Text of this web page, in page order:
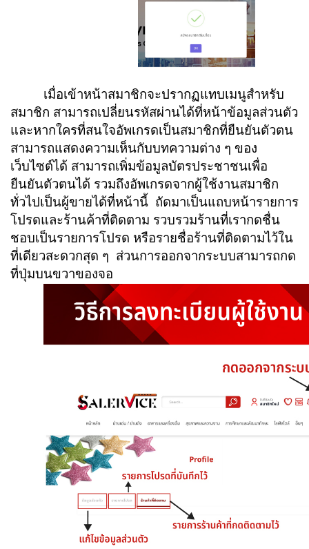
เมื่อเข้าหน้าสมาชิกจะปรากฏแทบเมนูสำหรับ
สมาชิก สามารถเปลี่ยนรหัสผ่านได้ที่หน้าข้อมูลส่วนตัว
และหากใครที่สนใจอัพเกรดเป็นสมาชิกที่ยืนยันตัวตน
สามารถแสดงความเห็นกับบทความต่าง ๆ ของ
เว็บไซต์ได้ สามารถเพิ่มข้อมูลบัตรประชาชนเพื่อ
ยืนยันตัวตนได้ รวมถึงอัพเกรดจากผู้ใช้งานสมาชิก
ทั่วไปเป็นผู้ขายได้ที่หน้านี้ ถัดมาเป็นแถบหน้ารายการ
โปรดและร้านค้าที่ติดตาม รวบรวมร้านที่เรากดชื่น
ชอบเป็นรายการโปรด หรือรายชื่อร้านที่ติดตามไว้ใน
ที่เดียวสะดวกสุด ๆ ส่วนการออกจากระบบสามารถกด
ที่ปุ่มบนขวาของจอ